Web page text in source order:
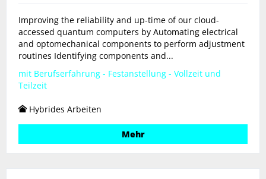
Improving the reliability and up-time of our cloud-
accessed quantum computers by Automating electrical
and optomechanical components to perform adjustment
routines Identifying components and...
mit Berufserfahrung - Festanstellung - Vollzeit und
Teilzeit
Hybrides Arbeiten
Mehr